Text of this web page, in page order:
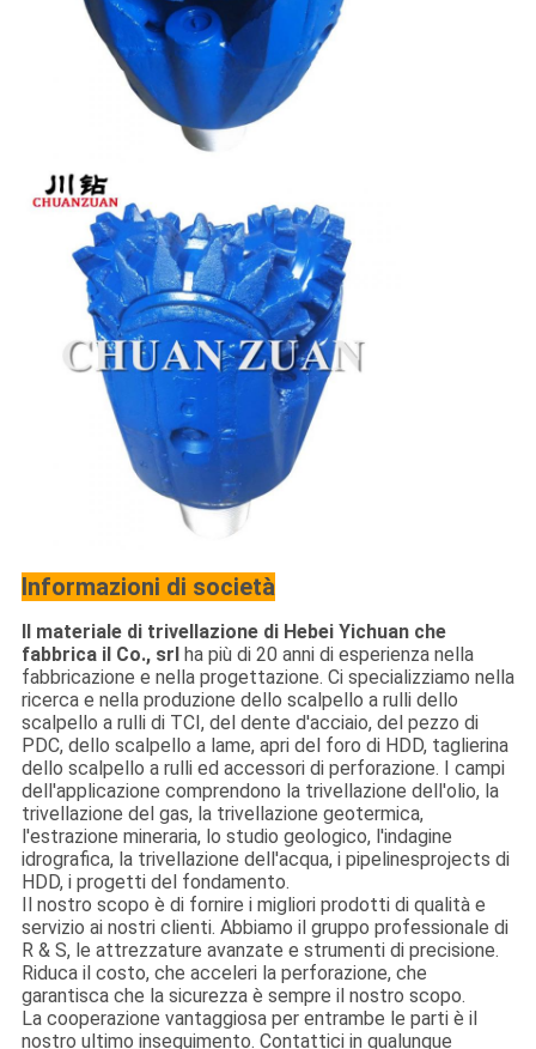
Informazioni di società
Il materiale di trivellazione di Hebei Yichuan che
fabbrica il Co., srl ha più di 20 anni di esperienza nella
fabbricazione e nella progettazione. Ci specializziamo nella
ricerca e nella produzione dello scalpello a rulli dello
scalpello a rulli di TCI, del dente d'acciaio, del pezzo di
PDC, dello scalpello a lame, apri del foro di HDD, taglierina
dello scalpello a rulli ed accessori di perforazione. I campi
dell'applicazione comprendono la trivellazione dell'olio, la
trivellazione del gas, la trivellazione geotermica,
l'estrazione mineraria, lo studio geologico, l'indagine
idrografica, la trivellazione dell'acqua, i pipelinesprojects di
HDD, i progetti del fondamento.
Il nostro scopo è di fornire i migliori prodotti di qualità e
servizio ai nostri clienti. Abbiamo il gruppo professionale di
R & S, le attrezzature avanzate e strumenti di precisione.
Riduca il costo, che acceleri la perforazione, che
garantisca che la sicurezza è sempre il nostro scopo.
La cooperazione vantaggiosa per entrambe le parti è il
nostro ultimo inseguimento. Contattici in qualunque